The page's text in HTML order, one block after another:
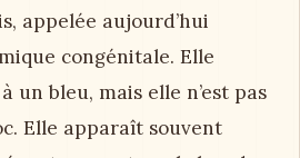
appelée aujourd’hui
congénitale. Elle
un bleu, mais elle n’est pas
Elle apparaît souvent